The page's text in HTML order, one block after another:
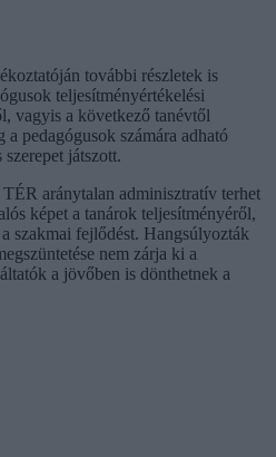
további részletek is
teljesítményértékelési
vagyis a következő tanévtől
pedagógusok számára adható
szerepet játszott.
aránytalan adminisztratív terhet
képet a tanárok teljesítményéről,
szakmai fejlődést. Hangsúlyozták
nem zárja ki a
a jövőben is dönthetnek a